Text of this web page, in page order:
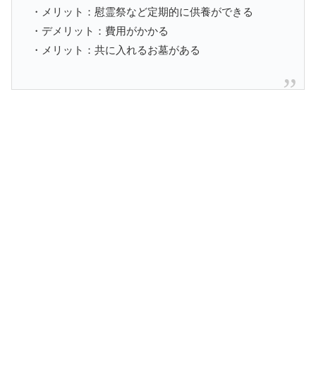
・メリット：慰霊祭など定期的に供養ができる
・デメリット：費用がかかる
・メリット：共に入れるお墓がある